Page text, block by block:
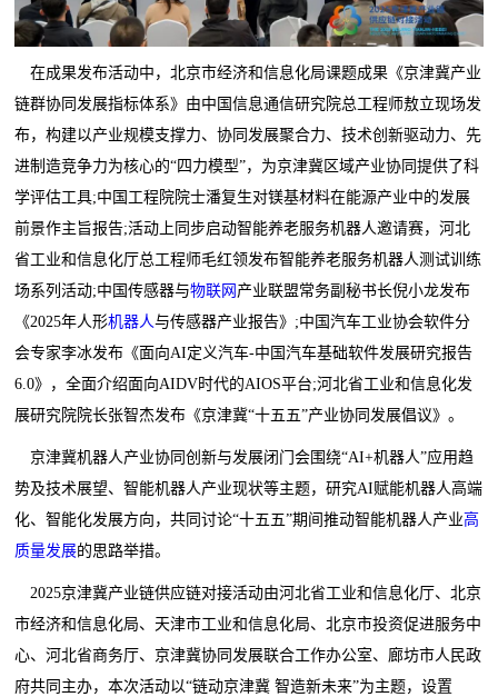
在成果发布活动中，北京市经济和信息化局课题成果《京津冀产业
链群协同发展指标体系》由中国信息通信研究院总工程师敖立现场发
布，构建以产业规模支撑力、协同发展聚合力、技术创新驱动力、先
进制造竞争力为核心的“四力模型”，为京津冀区域产业协同提供了科
学评估工具;中国工程院院士潘复生对镁基材料在能源产业中的发展
前景作主旨报告;活动上同步启动智能养老服务机器人邀请赛，河北
省工业和信息化厅总工程师毛红领发布智能养老服务机器人测试训练
场系列活动;中国传感器与物联网 产业联盟常务副秘书长倪小龙发布
《2025年人形机器人与传感器产业报告》;中国汽车工业协会软件分
会专家李冰发布《面向AI定义汽车-中国汽车基础软件发展研究报告
6.0》，全面介绍面向AIDV时代的AIOS平台;河北省工业和信息化发
展研究院院长张智杰发布《京津冀“十五五”产业协同发展倡议》。
京津冀机器人产业协同创新与发展闭门会围绕“AI+机器人”应用趋
势及技术展望、智能机器人产业现状等主题，研究AI赋能机器人高端
化、智能化发展方向，共同讨论“十五五”期间推动智能机器人产业高
质量发展的思路举措。
2025京津冀产业链供应链对接活动由河北省工业和信息化厅、北京
市经济和信息化局、天津市工业和信息化局、北京市投资促进服务中
心、河北省商务厅、京津冀协同发展联合工作办公室、廊坊市人民政
府共同主办，本次活动以“链动京津冀 智造新未来”为主题，设置